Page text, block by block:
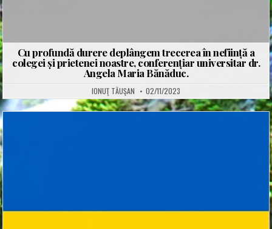
Cu profundă durere deplângem trecerea în neființă a
colegei și prietenei noastre, conferențiar universitar dr.
Angela Maria Bănăduc.
IONUŢ TĂUŞAN 02/11/2023